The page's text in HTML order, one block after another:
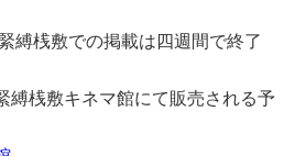
縛桟敷での掲載は四週間で終了
縛桟敷キネマ館にて販売される予